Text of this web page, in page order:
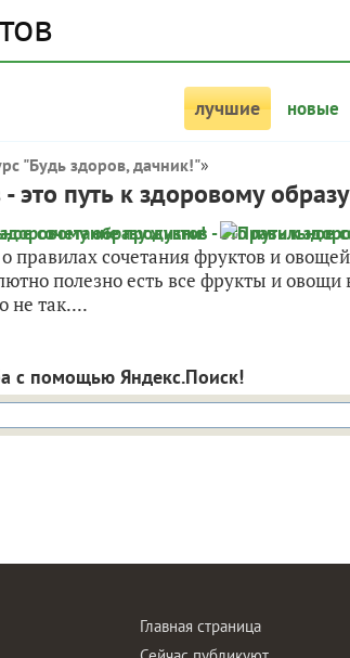
лучшие новые
"Будь здоров, дачник!"»
это путь к здоровому
правилах сочетания фруктов и
полезно есть все фрукты и
не так....
с помощью Яндекс.Поиск!
Главная страница